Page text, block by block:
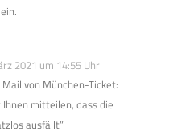
2021 um 14:55 Uhr
von München-Ticket:
mitteilen, dass die
ausfällt”